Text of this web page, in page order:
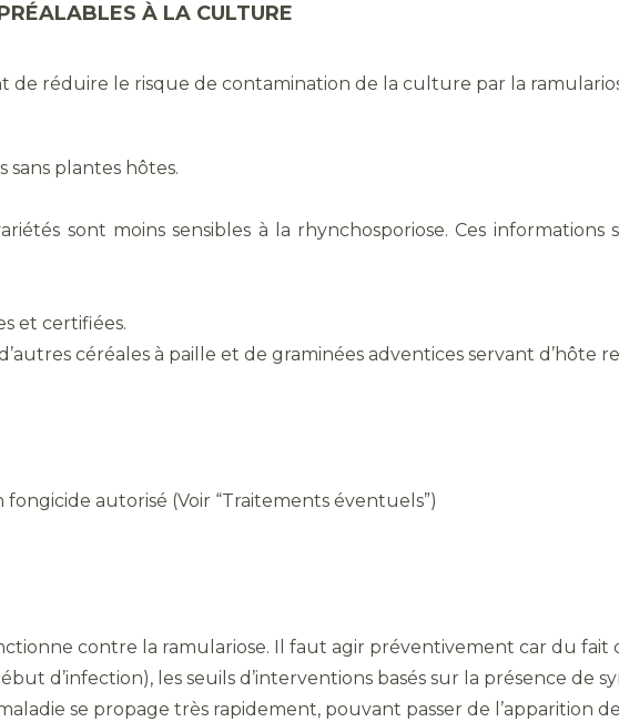
À LA CULTURE
de réduire le risque de contamination de la culture par la
sans plantes hôtes.
sont moins sensibles à la rhynchosporiose. Ces informations
et certifiées.
céréales à paille et de graminées adventices servant d’hôte
autorisé (Voir “Traitements éventuels”)
contre la ramulariose. Il faut agir préventivement car du fait
d’infection), les seuils d’interventions basés sur la présence de
se propage très rapidement, pouvant passer de l’apparition